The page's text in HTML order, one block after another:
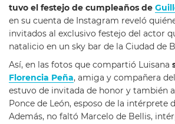
tuvo el festejo de cumpleaños de
en su cuenta de Instagram reveló
invitados al exclusivo festejo del actor
natalicio en un sky bar de la Ciudad de
Así, en las fotos que compartió Luisana
Florencia Peña, amiga y compañera
estuvo de invitada de honor y también
Ponce de León, esposo de la intérprete
Además, no faltó Marcelo de Bellis,